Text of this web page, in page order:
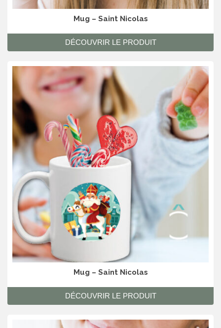
Mug – Saint Nicolas
DÉCOUVRIR LE PRODUIT
Mug – Saint Nicolas
DÉCOUVRIR LE PRODUIT